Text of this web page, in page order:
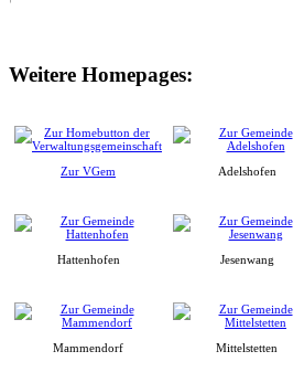
Weitere Homepages:
Zur VGem Adelshofen
Hattenhofen Jesenwang
Mammendorf Mittelstetten